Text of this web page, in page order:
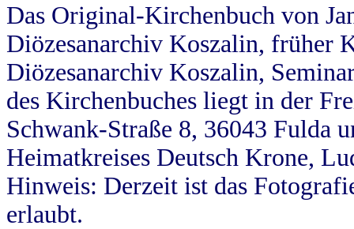
Das Original-Kirchenbuch von
Diözesanarchiv Koszalin, früher
Diözesanarchiv Koszalin,
des Kirchenbuches liegt in der
Schwank-Straße 8, 36043 Fulda
Heimatkreises Deutsch Krone,
Hinweis: Derzeit ist das
erlaubt.